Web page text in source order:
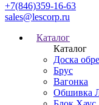
+7(846)359-16-63
sales@lescorp.ru
Каталог
Каталог
Доска
Брус
Вагонка
Обшивка